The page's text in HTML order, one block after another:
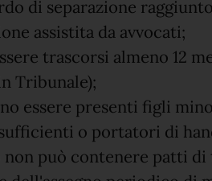
di separazione
assistita da avvocati;
trascorsi almeno 12
Tribunale);
essere presenti figli
o portatori di
non può contenere patti